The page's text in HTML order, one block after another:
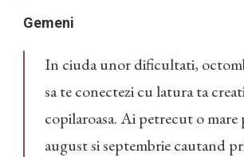
Gemeni
In ciuda unor dificultati,
sa te conectezi cu latura ta
copilaroasa. Ai petrecut o
august si septembrie cautand